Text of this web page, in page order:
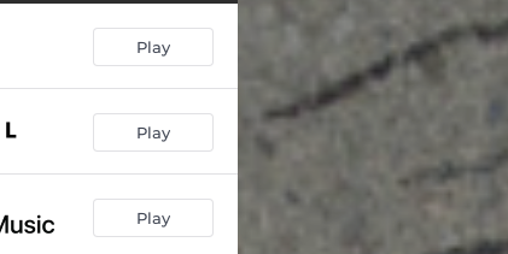
04:22
04:50
04:50
04:52
Play
Play
Play